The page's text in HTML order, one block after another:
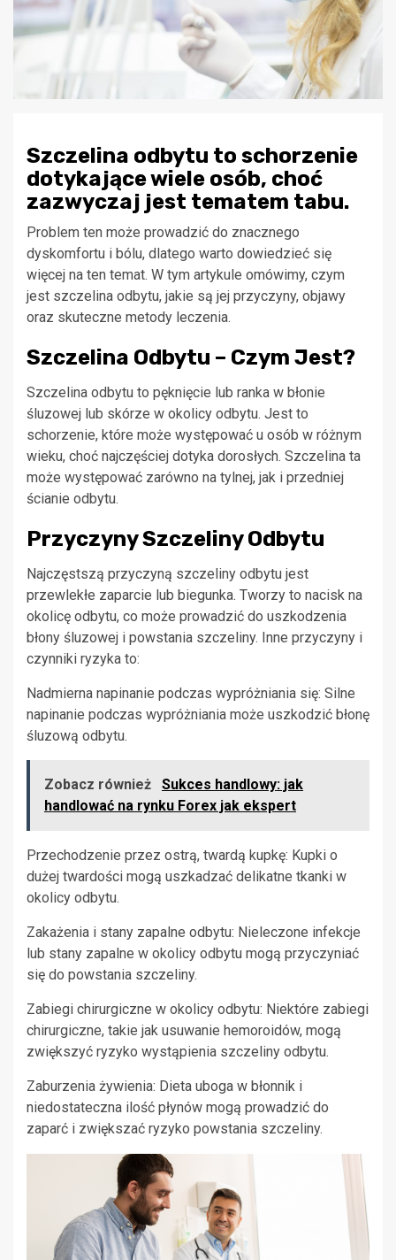
Szczelina odbytu to schorzenie
dotykające wiele osób, choć
zazwyczaj jest tematem tabu.
Problem ten może prowadzić do znacznego
dyskomfortu i bólu, dlatego warto dowiedzieć się
więcej na ten temat. W tym artykule omówimy, czym
jest szczelina odbytu, jakie są jej przyczyny, objawy
oraz skuteczne metody leczenia.
Szczelina Odbytu – Czym Jest?
Szczelina odbytu to pęknięcie lub ranka w błonie
śluzowej lub skórze w okolicy odbytu. Jest to
schorzenie, które może występować u osób w różnym
wieku, choć najczęściej dotyka dorosłych. Szczelina ta
może występować zarówno na tylnej, jak i przedniej
ścianie odbytu.
Przyczyny Szczeliny Odbytu
Najczęstszą przyczyną szczeliny odbytu jest
przewlekłe zaparcie lub biegunka. Tworzy to nacisk na
okolicę odbytu, co może prowadzić do uszkodzenia
błony śluzowej i powstania szczeliny. Inne przyczyny i
czynniki ryzyka to:
Nadmierna napinanie podczas wypróżniania się: Silne
napinanie podczas wypróżniania może uszkodzić błonę
śluzową odbytu.
Zobacz również
Sukces handlowy: jak
handlować na rynku Forex jak ekspert
Przechodzenie przez ostrą, twardą kupkę: Kupki o
dużej twardości mogą uszkadzać delikatne tkanki w
okolicy odbytu.
Zakażenia i stany zapalne odbytu: Nieleczone infekcje
lub stany zapalne w okolicy odbytu mogą przyczyniać
się do powstania szczeliny.
Zabiegi chirurgiczne w okolicy odbytu: Niektóre zabiegi
chirurgiczne, takie jak usuwanie hemoroidów, mogą
zwiększyć ryzyko wystąpienia szczeliny odbytu.
Zaburzenia żywienia: Dieta uboga w błonnik i
niedostateczna ilość płynów mogą prowadzić do
zaparć i zwiększać ryzyko powstania szczeliny.